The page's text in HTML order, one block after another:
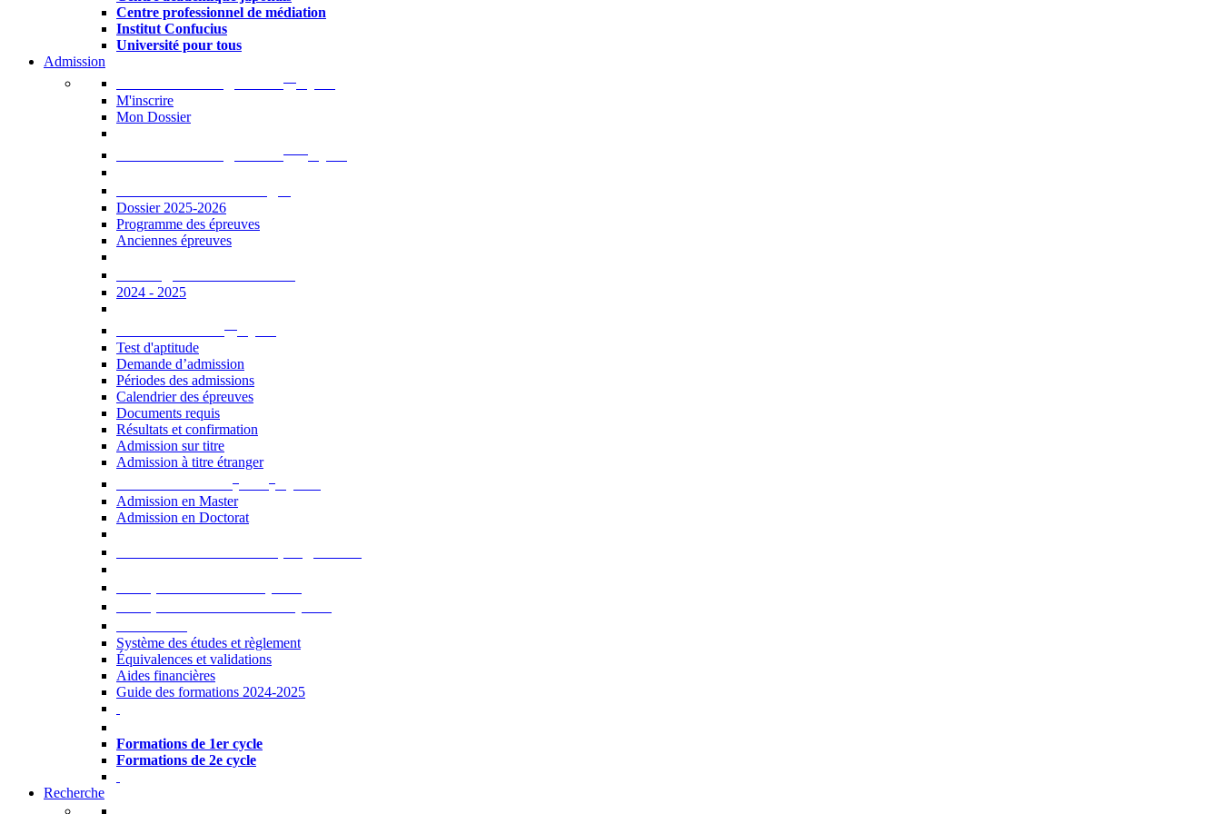
Centre professionnel de médiation
Institut Confucius
Université pour tous
Admission
M'inscrire
Mon Dossier
Dossier 2025-2026
Programme des épreuves
Anciennes épreuves
2024 - 2025
Test d'aptitude
Demande d’admission
Périodes des admissions
Calendrier des épreuves
Documents requis
Résultats et confirmation
Admission sur titre
Admission à titre étranger
Admission en Master
Admission en Doctorat
Système des études et règlement
Équivalences et validations
Aides financières
Guide des formations 2024-2025
Formations de 1er cycle
Formations de 2e cycle
Recherche